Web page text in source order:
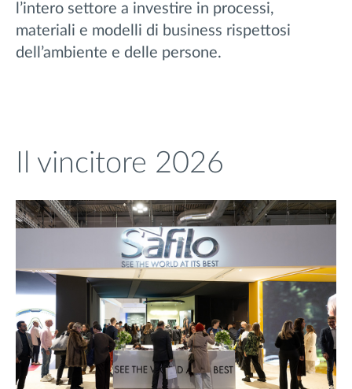
l’intero settore a investire in processi,
materiali e modelli di business rispettosi
dell’ambiente e delle persone.
Il vincitore 2026